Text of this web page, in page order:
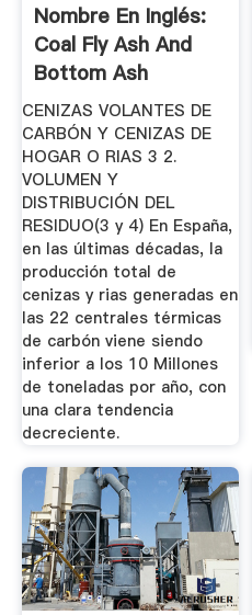
Nombre En Inglés:
Coal Fly Ash And
Bottom Ash
CENIZAS VOLANTES DE
CARBÓN Y CENIZAS DE
HOGAR O RIAS 3 2.
VOLUMEN Y
DISTRIBUCIÓN DEL
RESIDUO(3 y 4) En España,
en las últimas décadas, la
producción total de
cenizas y rias generadas en
las 22 centrales térmicas
de carbón viene siendo
inferior a los 10 Millones
de toneladas por año, con
una clara tendencia
decreciente.